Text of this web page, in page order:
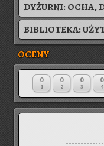
DYŻURNI: OCHA,
BIBLIOTEKA:
OCENY
0
1
0
2
0
3
0
4